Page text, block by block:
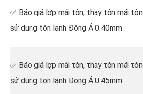
✅ Báo giá lợp mái tôn, thay tôn mái tôn
sử dụng tôn lạnh Đông Á 0.40mm
✅ Báo giá lợp mái tôn, thay tôn mái tôn
sử dụng tôn lạnh Đông Á 0.45mm